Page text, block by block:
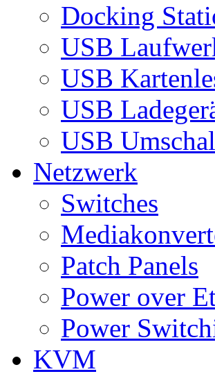
Docking
USB
USB
USB
USB
Netzwerk
Switches
Patch Panels
Power over
Power
KVM